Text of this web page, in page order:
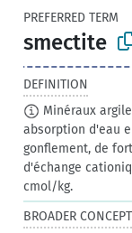
PREFERRED TERM
smectite
DEFINITION
Minéraux
absorption d'eau
gonflement, de
d'échange
cmol/kg.
BROADER CONCEPT